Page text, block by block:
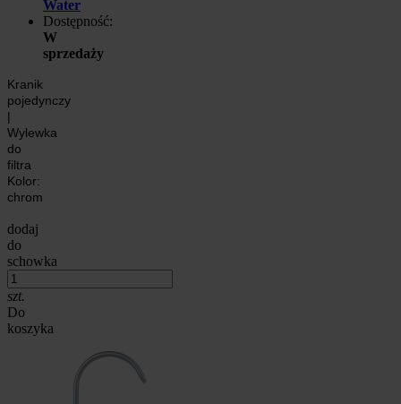
Water
Dostępność:
W
sprzedaży
Kranik
pojedynczy
|
Wylewka
do
filtra
Kolor:
chrom
dodaj
do
schowka
szt.
Do
koszyka